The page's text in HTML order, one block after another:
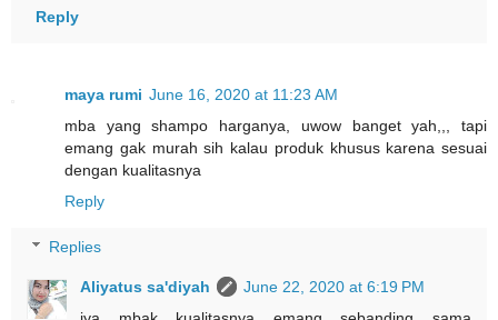
Reply
maya rumi June 16, 2020 at 11:23 AM
mba yang shampo harganya, uwow banget yah,,, tapi
emang gak murah sih kalau produk khusus karena sesuai
dengan kualitasnya
Reply
Replies
Aliyatus sa'diyah
June 22, 2020 at 6:19 PM